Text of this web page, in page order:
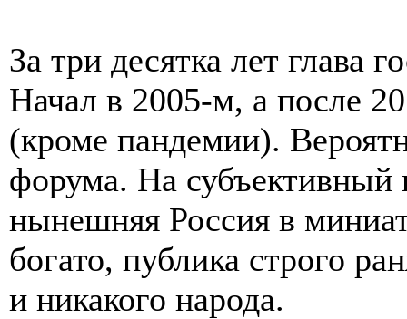
За три десятка лет глава
Начал в 2005-м, а после
(кроме пандемии).
форума. На
нынешняя Россия в
богато, публика строго
и никакого народа.